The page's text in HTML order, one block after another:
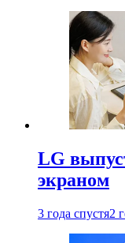
LG
экраном
3 года спустя2